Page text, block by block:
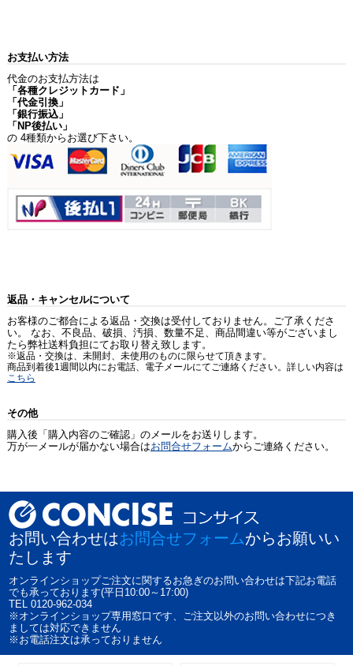
お支払い方法
代金のお支払方法は
「各種クレジットカード」
「代金引換」
「銀行振込」
「NP後払い」
の 4種類からお選び下さい。
返品・キャンセルについて
お客様のご都合による返品・交換は受付しておりません。ご了承くださ
い。 なお、不良品、破損、汚損、数量不足、商品間違い等がございまし
たら弊社送料負担にてお取り替え致します。
※返品・交換は、未開封、未使用のものに限らせて頂きます。
商品到着後1週間以内にお電話、電子メールにてご連絡ください。詳しい内容は
こちら
その他
購入後「購入内容のご確認」のメールをお送りします。
万が一メールが届かない場合はお問合せフォームからご連絡ください。
お問い合わせはお問合せフォームからお願いい
たします
オンラインショップご注文に関するお急ぎのお問い合わせは下記お電話
でも承っております(平日10:00～17:00)
TEL 0120-962-034
※オンラインショップ専用窓口です、ご注文以外のお問い合わせにつき
ましては対応できません
※お電話注文は承っておりません